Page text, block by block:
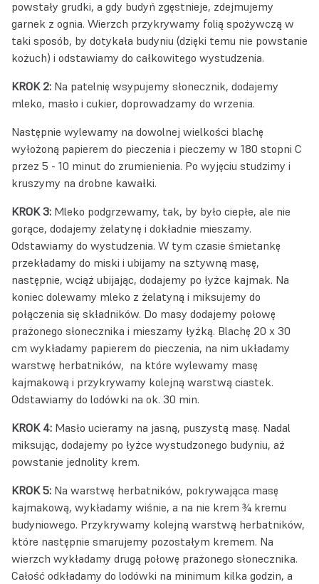
powstały grudki, a gdy budyń zgęstnieje, zdejmujemy
garnek z ognia. Wierzch przykrywamy folią spożywczą w
taki sposób, by dotykała budyniu (dzięki temu nie powstanie
kożuch) i odstawiamy do całkowitego wystudzenia.
KROK 2: Na patelnię wsypujemy słonecznik, dodajemy
mleko, masło i cukier, doprowadzamy do wrzenia.
Następnie wylewamy na dowolnej wielkości blachę
wyłożoną papierem do pieczenia i pieczemy w 180 stopni C
przez 5 - 10 minut do zrumienienia. Po wyjęciu studzimy i
kruszymy na drobne kawałki.
KROK 3: Mleko podgrzewamy, tak, by było ciepłe, ale nie
gorące, dodajemy żelatynę i dokładnie mieszamy.
Odstawiamy do wystudzenia. W tym czasie śmietankę
przekładamy do miski i ubijamy na sztywną masę,
następnie, wciąż ubijając, dodajemy po łyżce kajmak. Na
koniec dolewamy mleko z żelatyną i miksujemy do
połączenia się składników. Do masy dodajemy połowę
prażonego słonecznika i mieszamy łyżką. Blachę 20 x 30
cm wykładamy papierem do pieczenia, na nim układamy
warstwę herbatników, na które wylewamy masę
kajmakową i przykrywamy kolejną warstwą ciastek.
Odstawiamy do lodówki na ok. 30 min.
KROK 4: Masło ucieramy na jasną, puszystą masę. Nadal
miksując, dodajemy po łyżce wystudzonego budyniu, aż
powstanie jednolity krem.
KROK 5: Na warstwę herbatników, pokrywająca masę
kajmakową, wykładamy wiśnie, a na nie krem ¾ kremu
budyniowego. Przykrywamy kolejną warstwą herbatników,
które następnie smarujemy pozostałym kremem. Na
wierzch wykładamy drugą połowę prażonego słonecznika.
Całość odkładamy do lodówki na minimum kilka godzin, a